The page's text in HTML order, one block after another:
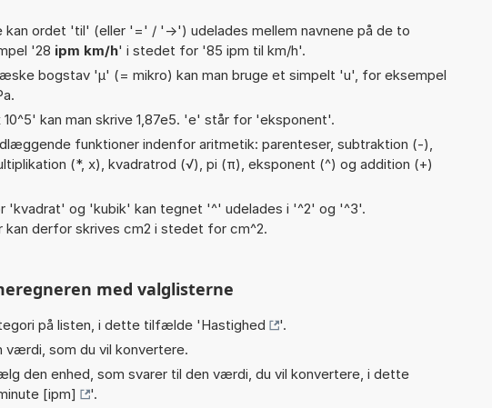
ordet 'til' (eller '=' / '->') udelades mellem navnene på de to
'28 ipm km/h' i stedet for '85 ipm til km/h'.
bogstav 'µ' (= mikro) kan man bruge et simpelt 'u', for eksempel
kan man skrive 1,87e5. 'e' står for 'eksponent'.
funktioner indenfor aritmetik: parenteser, subtraktion (-),
(*, x), kvadratrod (√), pi (π), eksponent (^) og addition (+)
'kvadrat' og 'kubik' kan tegnet '^' udelades i '^2' og '^3'.
kan derfor skrives cm2 i stedet for cm^2.
med valglisterne
på listen, i dette tilfælde 'Hastighed
'.
værdi, som du vil konvertere.
den enhed, som svarer til den værdi, du vil konvertere, i dette
[ipm]
'.